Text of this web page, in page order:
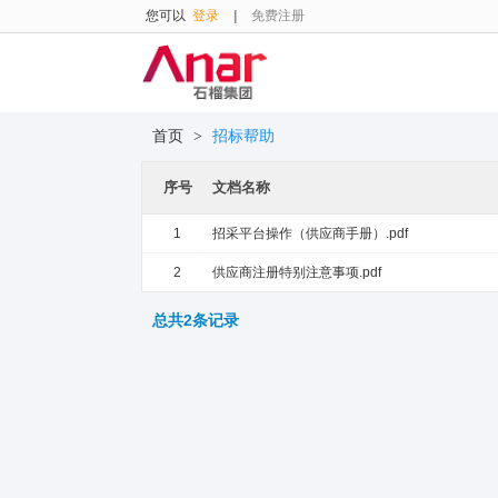
您可以 登录 免费注册
首页 > 招标帮助
序号 文档名称
1 招采平台操作（供应商手册）.pdf
2 供应商注册特别注意事项.pdf
总共2条记录